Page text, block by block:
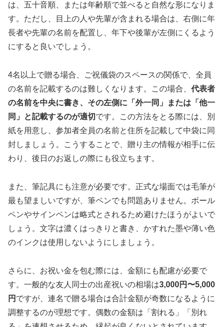
は、五十音順、または年齢順で並べると自然な形になりま
す。ただし、目上の人や先輩が含まれる場合は、右側に年
長者や先輩の名前を配置し、年下や後輩が左側にくるよう
にすると良いでしょう。
4名以上で贈る場合、ご祝儀袋のスペースの関係で、全員
の名前を記載するのは難しくなります。この場合、 代表者
の名前を中央に書き、その左側に「外一同」または「他一
同」と記載するのが適切 です。この方法をとる際には、別
紙を用意し、参加者全員の名前と住所を記載して中袋に同
封しましょう。こうすることで、贈り主の情報が相手に伝
わり、後日のお返しの際にも役立ちます。
また、筆記具にも注意が必要です。正式な場面では毛筆が
最も望ましいですが、筆ペンでも問題ありません。ボール
ペンやサインペンは略式とされるため避けたほうがよいで
しょう。文字は濃くはっきりと書き、かすれた墨や薄い色
のインクは使用しないようにしましょう。
さらに、お祝い金を包む際には、金額にも配慮が必要で
す。一般的な友人同士の出産祝いの相場は3,000円〜5,000
円 ですが、連名で贈る場合は合計金額が奇数になるように
調整するのが理想です。偶数の金額は「割れる」「別れ